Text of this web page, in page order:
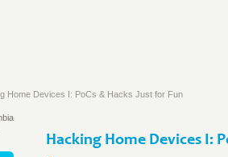
Home Devices I: PoCs & Hacks Just for Fun
Hacking Home Devices I: